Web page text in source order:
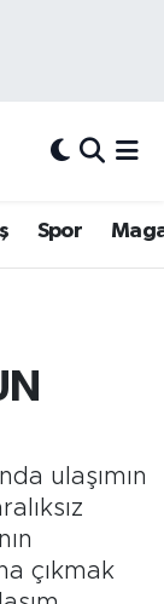
Spor
ulaşımın
çıkmak